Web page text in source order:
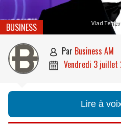
Vlad
BUSINESS
 par Business AM
 vendredi 3 juillet
Lire à